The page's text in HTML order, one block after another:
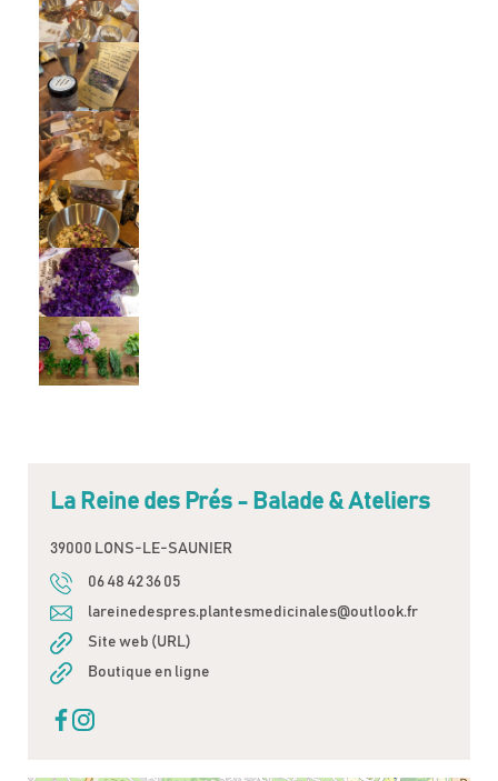
La Reine des Prés - Balade & Ateliers
39000 LONS-LE-SAUNIER
06 48 42 36 05
lareinedespres.plantesmedicinales@outlook.fr
Site web (URL)
Boutique en ligne